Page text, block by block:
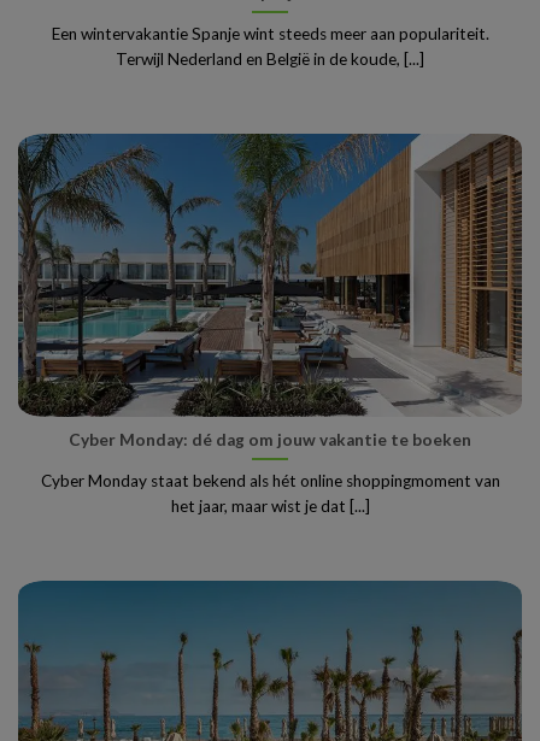
Een wintervakantie Spanje wint steeds meer aan populariteit.
Terwijl Nederland en België in de koude, [...]
Cyber Monday: dé dag om jouw vakantie te boeken
Cyber Monday staat bekend als hét online shoppingmoment van
het jaar, maar wist je dat [...]